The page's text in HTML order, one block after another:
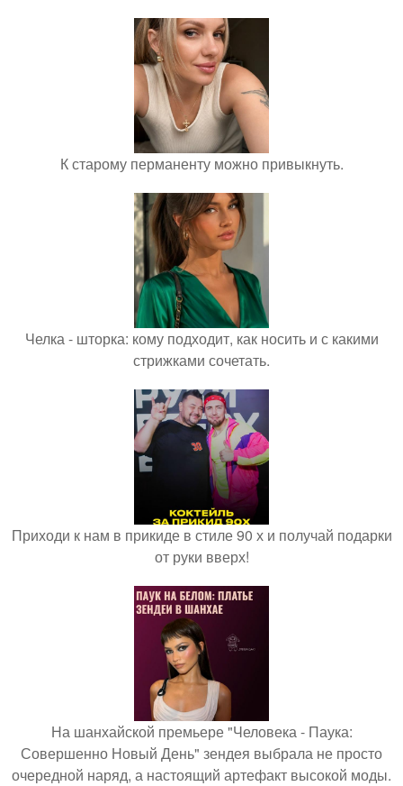
К старому перманенту можно привыкнуть.
Челка - шторка: кому подходит, как носить и с какими
стрижками сочетать.
Приходи к нам в прикиде в стиле 90 х и получай подарки
от руки вверх!
На шанхайской премьере "Человека - Паука:
Совершенно Новый День" зендея выбрала не просто
очередной наряд, а настоящий артефакт высокой моды.